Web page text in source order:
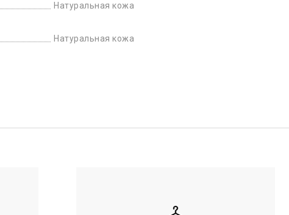
Натуральная кожа
Натуральная кожа